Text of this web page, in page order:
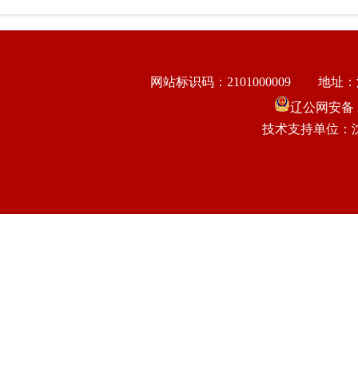
网站标识码：2101000009
地址
辽公网安备
技术支持单位：